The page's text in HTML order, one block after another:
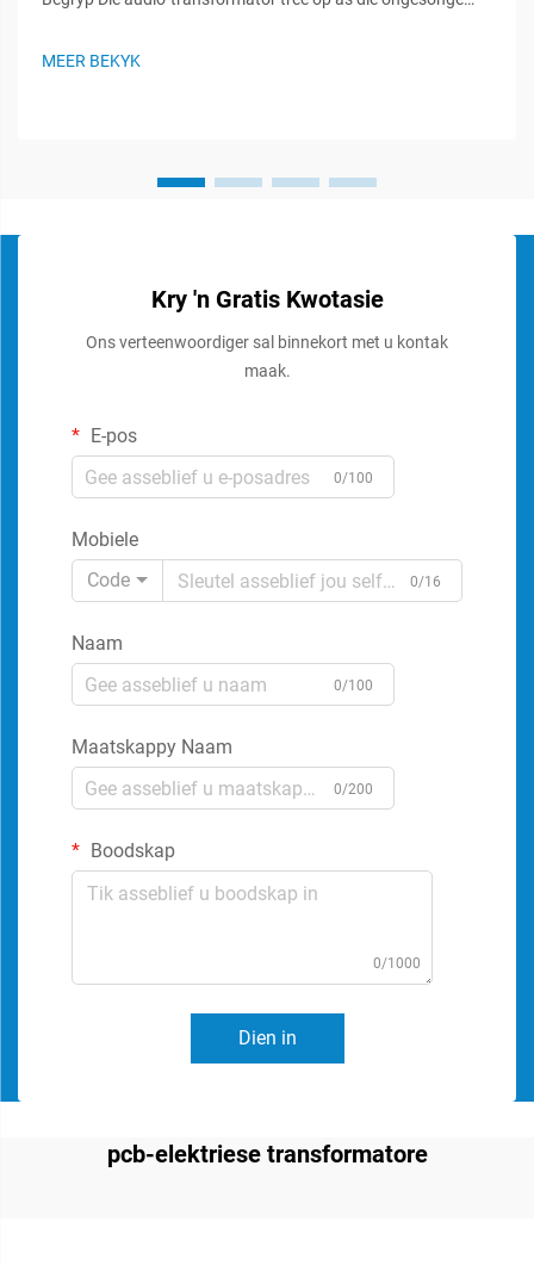
gespesialiseerde komponente...
MEER BEKYK
Kry 'n Gratis Kwotasie
Ons verteenwoordiger sal binnekort met u kontak
maak.
E-pos
0/100
Mobiele
Code
0/16
Naam
0/100
Maatskappy Naam
0/200
Boodskap
0/1000
Dien in
pcb-elektriese transformatore